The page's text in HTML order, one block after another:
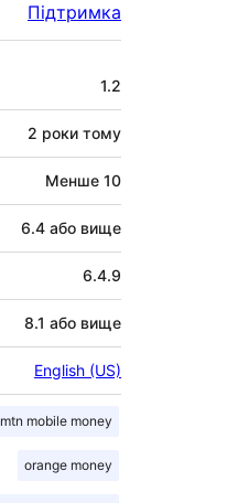
Підтримка
1.2
2 роки тому
Менше 10
6.4 або вище
6.4.9
8.1 або вище
English (US)
mtn mobile money
orange money